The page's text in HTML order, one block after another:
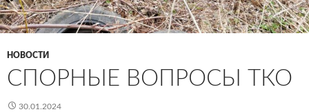
НОВОСТИ
СПОРНЫЕ ВОПРОСЫ ТКО
30.01.2024